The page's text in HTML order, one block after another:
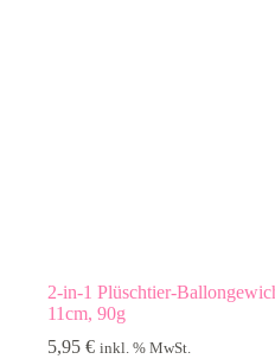
2-in-1 Plüschtier-
11cm, 90g
5,95 € inkl. % MwSt.